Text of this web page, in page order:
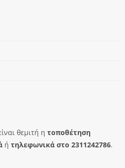
θεμιτή η τοποθέτηση
ή τηλεφωνικά στο 2311242786.